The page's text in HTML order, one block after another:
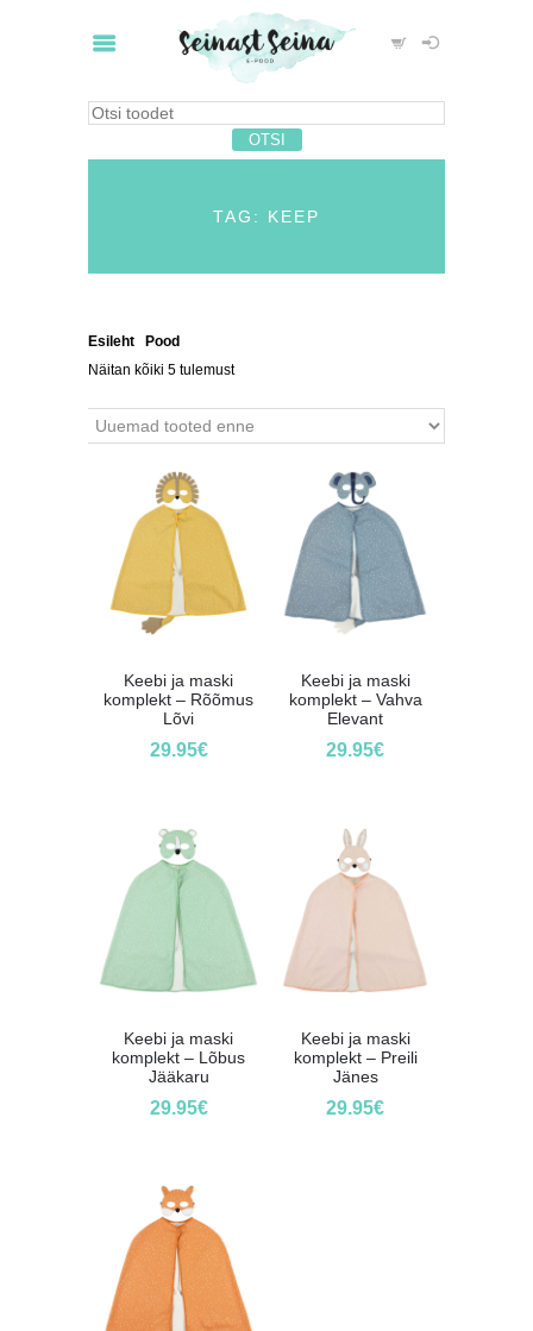
TAG: KEEP
Esileht Pood
Näitan kõiki 5 tulemust
Keebi ja maski
komplekt – Rõõmus
Lõvi
29.95€
Keebi ja maski
komplekt – Vahva
Elevant
29.95€
Keebi ja maski
komplekt – Lõbus
Jääkaru
29.95€
Keebi ja maski
komplekt – Preili
Jänes
29.95€